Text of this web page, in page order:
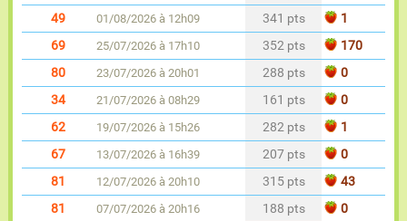
49
01/08/2026 à 12h09 341 pts
1
69
25/07/2026 à 17h10 352 pts
170
80
23/07/2026 à 20h01 288 pts
0
34
21/07/2026 à 08h29 161 pts
0
62
19/07/2026 à 15h26 282 pts
1
67
13/07/2026 à 16h39 207 pts
0
81
12/07/2026 à 20h10 315 pts
43
81
07/07/2026 à 20h16 188 pts 0